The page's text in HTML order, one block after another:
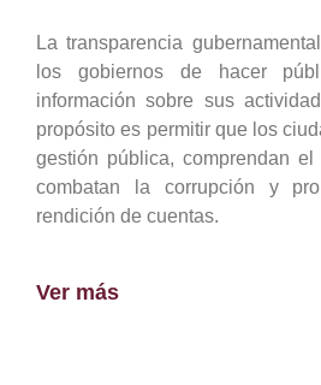
La transparencia
los gobiernos de hacer
información sobre sus
propósito es permitir que los
gestión pública, comprendan
combatan la corrupción y
rendición de cuentas.
Ver más